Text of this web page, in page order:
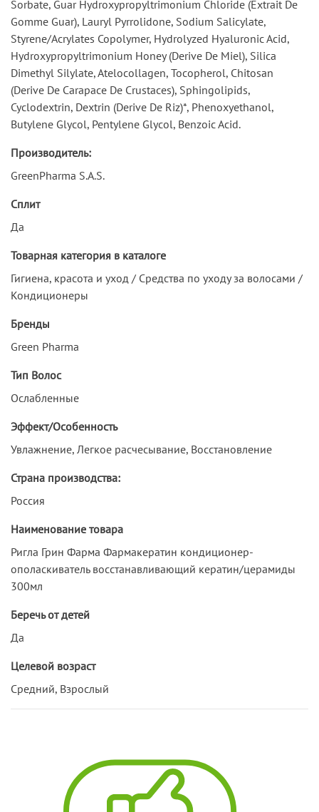
Sorbate, Guar Hydroxypropyltrimonium Chloride (Extrait De
Gomme Guar), Lauryl Pyrrolidone, Sodium Salicylate,
Styrene/Acrylates Copolymer, Hydrolyzed Hyaluronic Acid,
Hydroxypropyltrimonium Honey (Derive De Miel), Silica
Dimethyl Silylate, Atelocollagen, Tocopherol, Chitosan
(Derive De Carapace De Crustaces), Sphingolipids,
Cyclodextrin, Dextrin (Derive De Riz)*, Phenoxyethanol,
Butylene Glycol, Pentylene Glycol, Benzoic Acid.
Производитель:
GreenPharma S.A.S.
Сплит
Да
Товарная категория в каталоге
Гигиена, красота и уход / Средства по уходу за волосами /
Кондиционеры
Бренды
Green Pharma
Тип Волос
Ослабленные
Эффект/Особенность
Увлажнение, Легкое расчесывание, Восстановление
Страна производства:
Россия
Наименование товара
Ригла Грин Фарма Фармакератин кондиционер-
ополаскиватель восстанавливающий кератин/церамиды
300мл
Беречь от детей
Да
Целевой возраст
Средний, Взрослый